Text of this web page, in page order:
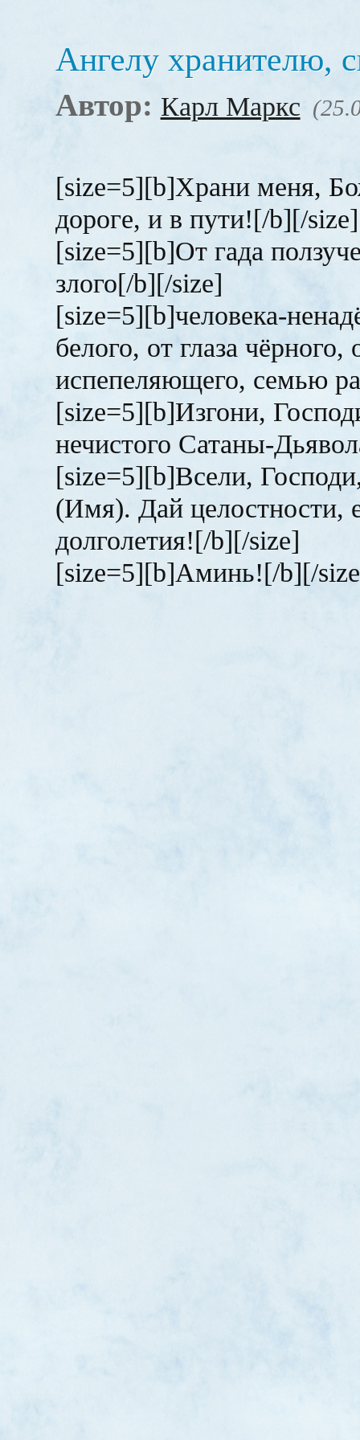
Ангелу хранителю,
Автор: Карл Маркс
[size=5][b]Храни меня,
дороге, и в пути![/b][/size]
[size=5][b]От гада
злого[/b][/size]
[size=5][b]человека-
белого, от глаза
испепеляющего, семью
[size=5][b]Изгони,
нечистого Сатаны-
[size=5][b]Всели,
(Имя). Дай целостности,
долголетия![/b][/size]
[size=5][b]Аминь![/b][/